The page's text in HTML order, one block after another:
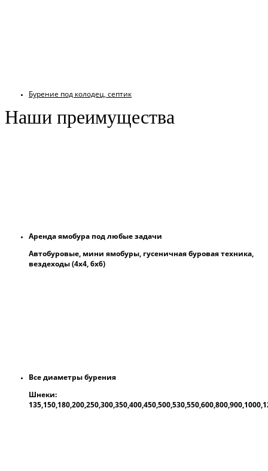
Бурение под колодец, септик
Наши преимущества
Аренда ямобура под любые задачи
Автобуровые, мини ямобуры, гусеничная буровая техника,
вездеходы (4х4, 6х6)
Все диаметры бурения
Шнеки: